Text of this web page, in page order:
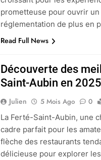
prometteuse pour ouvrir
réglementation de plus en
Read Full News
Découverte des
Saint-Aubin en 2025
Julien 5 Mois Ago 0
La Ferté-Saint-Aubin, une
cadre parfait pour les
flèche des restaurants
délicieuse pour explorer